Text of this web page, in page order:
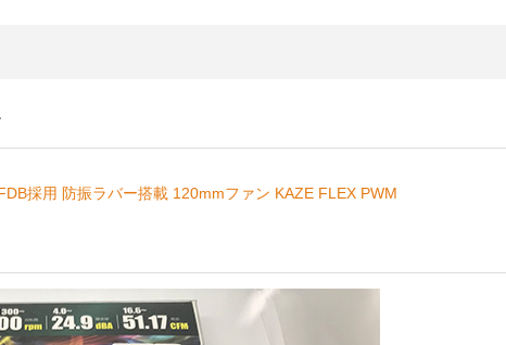
採用 防振ラバー搭載 120mmファン KAZE FLEX PWM